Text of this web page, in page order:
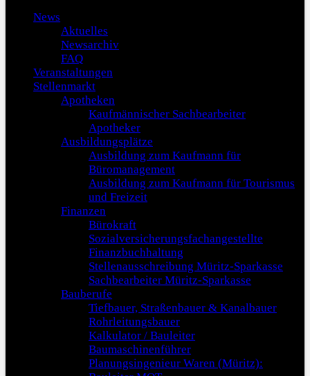
News
Aktuelles
Newsarchiv
FAQ
Veranstaltungen
Stellenmarkt
Apotheken
Kaufmännischer Sachbearbeiter
Apotheker
Ausbildungsplätze
Ausbildung zum Kaufmann für
Büromanagement
Ausbildung zum Kaufmann für Tourismus
und Freizeit
Finanzen
Bürokraft
Sozialversicherungsfachangestellte
Finanzbuchhaltung
Stellenausschreibung Müritz-Sparkasse
Sachbearbeiter Müritz-Sparkasse
Bauberufe
Tiefbauer, Straßenbauer & Kanalbauer
Rohrleitungsbauer
Kalkulator / Bauleiter
Baumaschinenführer
Planungsingenieur Waren (Müritz):